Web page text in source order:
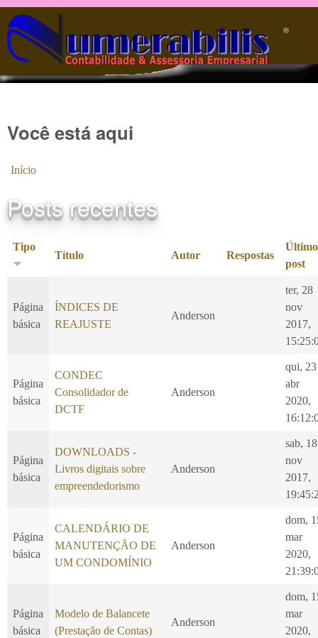
Pular para o conteúdo principal
®️
Você está aqui
Início
Posts recentes
Tipo
Título Autor Respostas
Último
post
Página
básica
ÍNDICES DE
REAJUSTE
Anderson
ter, 28
nov
2017,
Página
básica
CONDEC
Consolidador de
DCTF
Anderson
qui, 23
abr
2020,
Página
básica
DOWNLOADS -
Livros digitais sobre
empreendedorismo
Anderson
sab, 18
nov
2017,
Página
básica
CALENDÁRIO DE
MANUTENÇÃO DE
UM CONDOMÍNIO
Anderson
dom,
mar
2020,
Página
básica
Modelo de Balancete
(Prestação de Contas)
Anderson
dom,
mar
2020,